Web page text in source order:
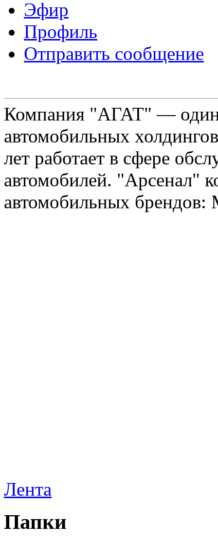
Эфир
Профиль
Отправить сообщение
Компания "АГАТ" —
автомобильных
лет работает в сфере
автомобилей. "Арсенал"
автомобильных
Лента
Папки